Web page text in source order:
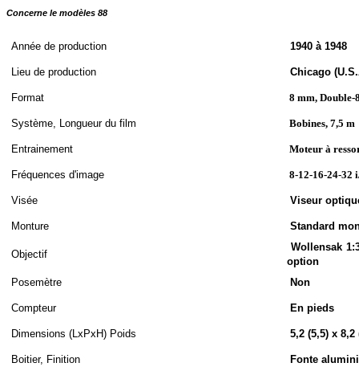
Concerne le modèles 88
Année de production 1940 à 1948
Lieu de production Chicago
Format 8 mm, Double-
Système, Longueur du film Bobines, 7,5 m
Entrainement Moteur à
Fréquences d'image 8-12-16-24-32
Visée Viseur
Monture Standard
Objectif
Wollensak
option
Posemètre
Non
Compteur En pieds
Dimensions (LxPxH) Poids 5,2 (5,5) x 8,2
Boitier, Finition
Fonte